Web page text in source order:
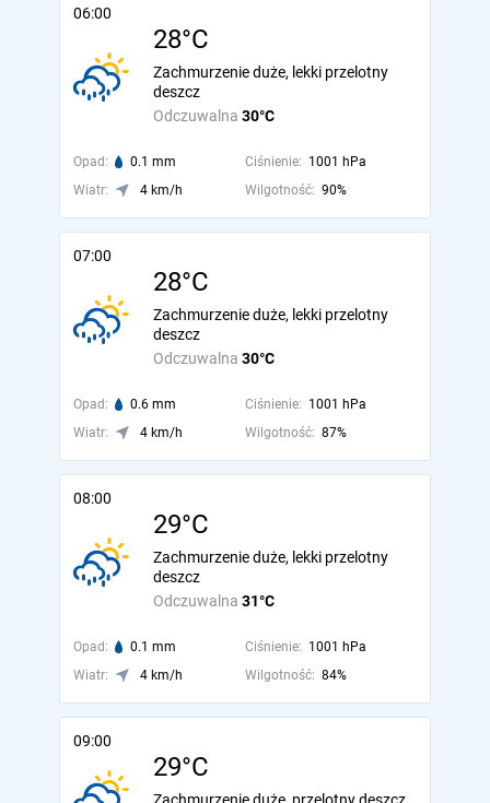
06:00
28°C
Odczuwalna 30°C
Zachmurzenie duże, lekki przelotny
deszcz
Opad: 0.1 mm Ciśnienie: 1001 hPa
Wiatr:
4 km/h Wilgotność: 90%
07:00
28°C
Odczuwalna 30°C
Zachmurzenie duże, lekki przelotny
deszcz
Opad: 0.6 mm Ciśnienie: 1001 hPa
Wiatr:
4 km/h Wilgotność: 87%
08:00
29°C
Odczuwalna 31°C
Zachmurzenie duże, lekki przelotny
deszcz
Opad: 0.1 mm Ciśnienie: 1001 hPa
Wiatr:
4 km/h Wilgotność: 84%
09:00
29°C